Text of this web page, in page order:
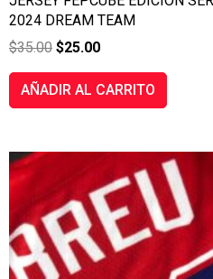
2024 DREAM TEAM
$35.00 $25.00
AÑADIR AL CARRITO
PRECIO
ORIGINAL
ERA:
$70.00.
PRECIO
ACTUAL
ES:
$56.00.